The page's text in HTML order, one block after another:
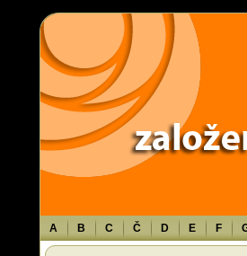
Warning: Use of undefined constant TXT -
content/themes/sablona/functions.php
A B C Č D E F